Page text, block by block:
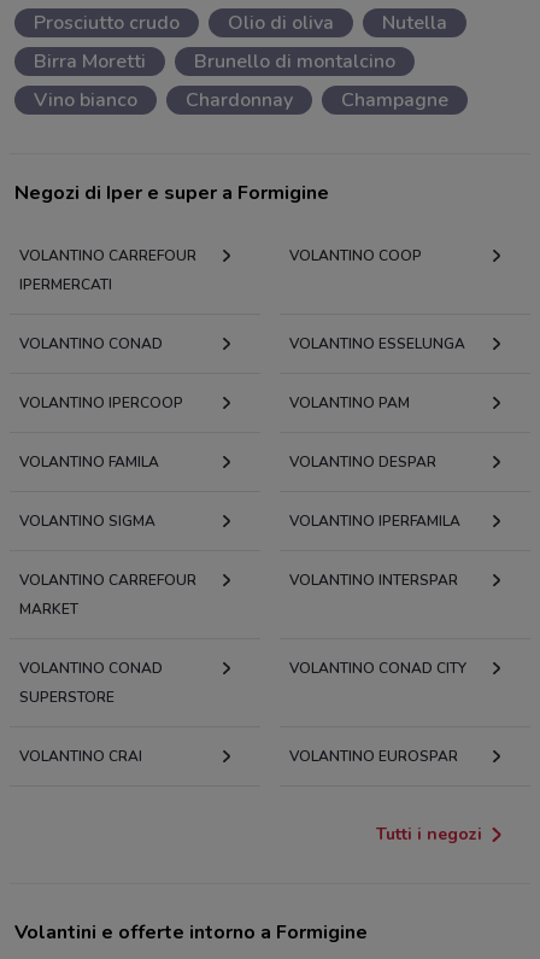
Prosciutto crudo
Olio di oliva
Nutella
Birra Moretti
Brunello di montalcino
Vino bianco
Chardonnay Champagne
Negozi di Iper e super a Formigine
VOLANTINO CARREFOUR
IPERMERCATI
VOLANTINO COOP
VOLANTINO CONAD VOLANTINO ESSELUNGA
VOLANTINO IPERCOOP VOLANTINO PAM
VOLANTINO FAMILA VOLANTINO DESPAR
VOLANTINO SIGMA VOLANTINO IPERFAMILA
VOLANTINO CARREFOUR
MARKET
VOLANTINO INTERSPAR
VOLANTINO CONAD
SUPERSTORE
VOLANTINO CONAD CITY
VOLANTINO CRAI VOLANTINO EUROSPAR
Tutti i negozi
Volantini e offerte intorno a Formigine